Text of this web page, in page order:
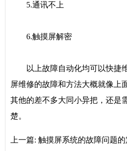
5.通讯不上
6.触摸屏解密
以上故障自动化均可以快捷
屏维修的故障和方法大概就像上
其他的差不多大同小异把，还是
楚。
上一篇: 触摸屏系统的故障问题的